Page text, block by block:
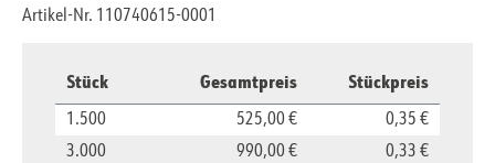
Artikel-Nr. 110740615-0001
Stück Gesamtpreis Stückpreis
1.500 525,00 €
0,35 €
3.000
990,00 €
0,33 €